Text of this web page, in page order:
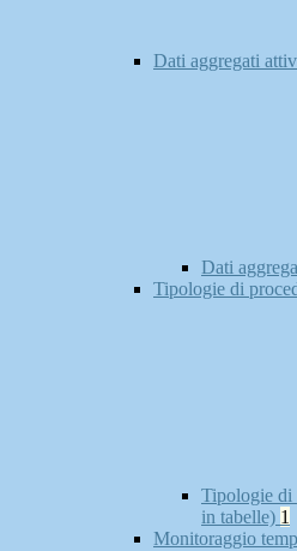
Dati aggregati
Dati
Tipologie di
Tipologie di
in tabelle) 1
Monitoraggio